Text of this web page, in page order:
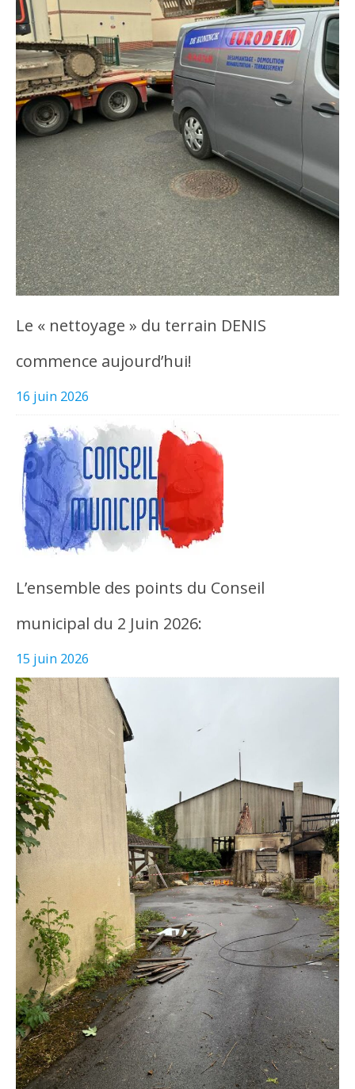
Le « nettoyage » du terrain DENIS
commence aujourd’hui!
16 juin 2026
L’ensemble des points du Conseil
municipal du 2 Juin 2026:
15 juin 2026